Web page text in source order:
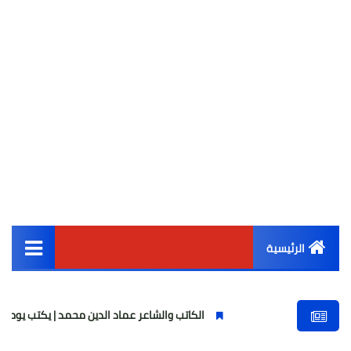
الرئيسية
أخبار مصر
الكاتب والشاعر عماد الدين محمد | يكتب يوميات شاعر